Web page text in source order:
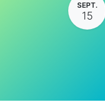
SEPT.
15